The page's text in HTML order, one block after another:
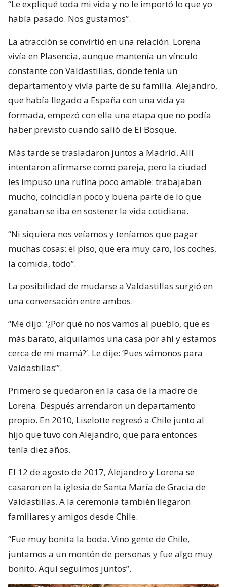
“Le expliqué toda mi vida y no le importó lo que yo
había pasado. Nos gustamos”.
La atracción se convirtió en una relación. Lorena
vivía en Plasencia, aunque mantenía un vínculo
constante con Valdastillas, donde tenía un
departamento y vivía parte de su familia. Alejandro,
que había llegado a España con una vida ya
formada, empezó con ella una etapa que no podía
haber previsto cuando salió de El Bosque.
Más tarde se trasladaron juntos a Madrid. Allí
intentaron afirmarse como pareja, pero la ciudad
les impuso una rutina poco amable: trabajaban
mucho, coincidían poco y buena parte de lo que
ganaban se iba en sostener la vida cotidiana.
“Ni siquiera nos veíamos y teníamos que pagar
muchas cosas: el piso, que era muy caro, los coches,
la comida, todo”.
La posibilidad de mudarse a Valdastillas surgió en
una conversación entre ambos.
“Me dijo: ‘¿Por qué no nos vamos al pueblo, que es
más barato, alquilamos una casa por ahí y estamos
cerca de mi mamá?’. Le dije: ‘Pues vámonos para
Valdastillas’”.
Primero se quedaron en la casa de la madre de
Lorena. Después arrendaron un departamento
propio. En 2010, Liselotte regresó a Chile junto al
hijo que tuvo con Alejandro, que para entonces
tenía diez años.
El 12 de agosto de 2017, Alejandro y Lorena se
casaron en la iglesia de Santa María de Gracia de
Valdastillas. A la ceremonia también llegaron
familiares y amigos desde Chile.
“Fue muy bonita la boda. Vino gente de Chile,
juntamos a un montón de personas y fue algo muy
bonito. Aquí seguimos juntos”.